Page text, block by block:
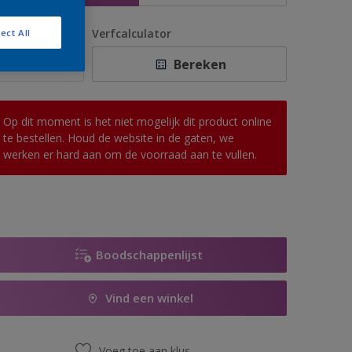
Verfcalculator
Bereken
Op dit moment is het niet mogelijk dit product online
te bestellen. Houd de website in de gaten, we
werken er hard aan om de voorraad aan te vullen.
Boodschappenlijst
Vind een winkel
All